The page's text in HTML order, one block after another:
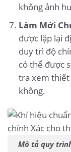
không ảnh
Làm Mới
được lặp lại
duy trì độ
có thể được
tra xem thiết
không.
Mô tả quy